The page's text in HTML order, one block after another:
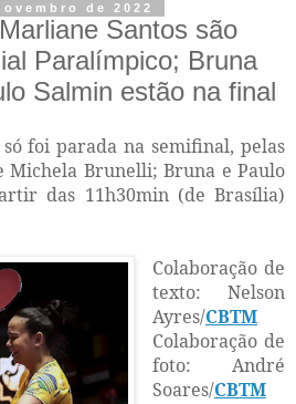
de 2022
Santos são
Paralímpico; Bruna
Salmin estão na final
foi parada na semifinal, pelas
Michela Brunelli; Bruna e Paulo
das 11h30min (de Brasília)
Colaboração de
texto: Nelson
Ayres/CBTM
Colaboração de
foto: André
Soares/CBTM